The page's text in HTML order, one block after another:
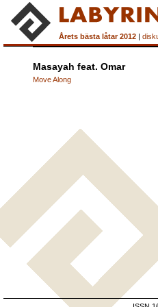
Årets bästa låtar 2012 |
Masayah feat. Omar
Move Along